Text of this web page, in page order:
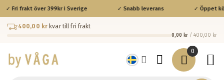
✓ Fri frakt över 399kr i Sverige ✓ Snabb leverans ✓ Öppet
400,00 kr kvar till fri frakt
0,00 kr / 400,00 kr
0